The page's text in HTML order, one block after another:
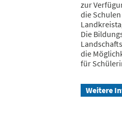
zur
die
Die
die
für
Weitere